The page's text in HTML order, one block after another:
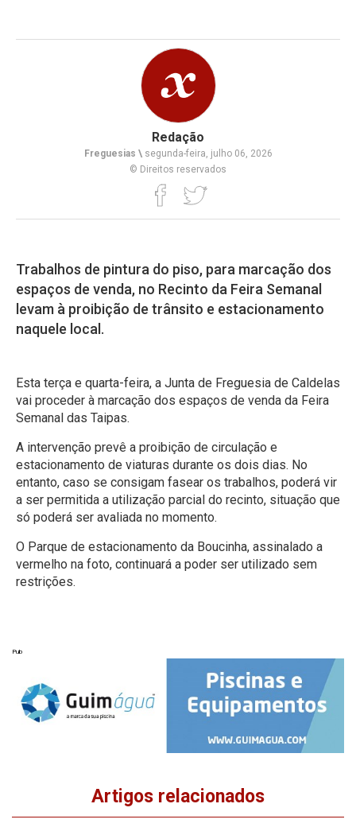
Redação
Freguesias \segunda-feira, julho 06, 2026
© Direitos reservados
Trabalhos de pintura do piso, para marcação dos
espaços de venda, no Recinto da Feira Semanal
levam à proibição de trânsito e estacionamento
naquele local.
Esta terça e quarta-feira, a Junta de Freguesia de Caldelas
vai proceder à marcação dos espaços de venda da Feira
Semanal das Taipas.
A intervenção prevê a proibição de circulação e
estacionamento de viaturas durante os dois dias. No
entanto, caso se consigam fasear os trabalhos, poderá vir
a ser permitida a utilização parcial do recinto, situação que
só poderá ser avaliada no momento.
O Parque de estacionamento da Boucinha, assinalado a
vermelho na foto, continuará a poder ser utilizado sem
restrições.
Pub
Artigos relacionados